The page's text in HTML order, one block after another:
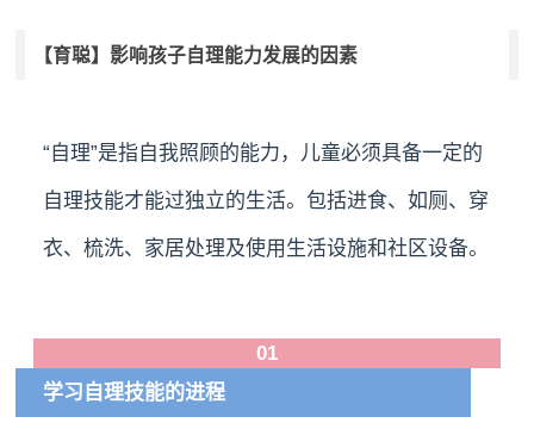
【育聪】影响孩子自理能力发展的因素
“自理”是指自我照顾的能力，儿童必须具备一定的
自理技能才能过独立的生活。包括进食、如厕、穿
衣、梳洗、家居处理及使用生活设施和社区设备。
01
学习自理技能的进程